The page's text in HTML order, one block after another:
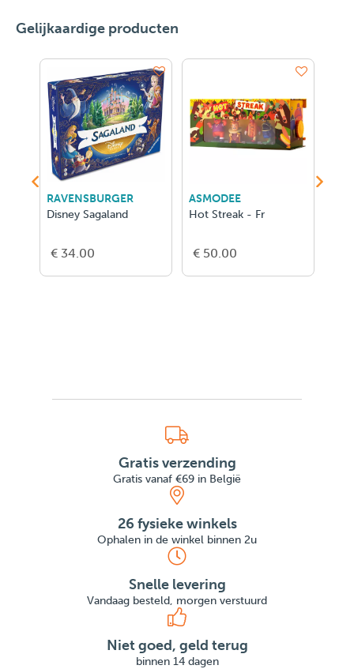
Gelijkaardige producten
RAVENSBURGER
Disney Sagaland
€ 34.00
ASMODEE
Hot Streak - Fr
€ 50.00
Gratis verzending
Gratis vanaf €69 in België
26 fysieke winkels
Ophalen in de winkel binnen 2u
Snelle levering
Vandaag besteld, morgen verstuurd
Niet goed, geld terug
binnen 14 dagen